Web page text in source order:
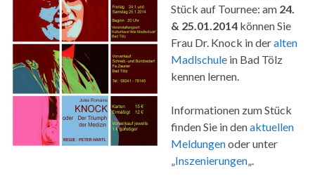
Stück auf Tournee: am 24.
& 25.01.2014 können Sie
Frau Dr. Knock in deralten
Madlschule in Bad Tölz
kennen lernen.
Informationen zum Stück
finden Sie in denaktuellen
Meldungenoder unter
„Inszenierungen„.